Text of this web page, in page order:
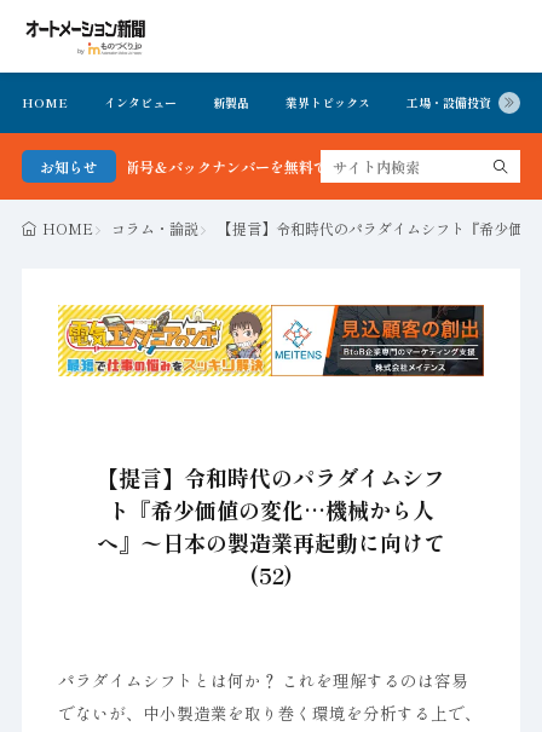
HOME インタビュー 新製品 業界トピックス 工場・設備投資
お知らせ
最新号＆バックナンバーを無料で公開中 詳細はこちら
HOME コラム・論説 【提言】令和時代のパラダイムシフト『希少価
【提言】令和時代のパラダイムシフ
ト『希少価値の変化…機械から人
へ』〜日本の製造業再起動に向けて
(52)
パラダイムシフトとは何か？ これを理解するのは容易
でないが、中小製造業を取り巻く環境を分析する上で、